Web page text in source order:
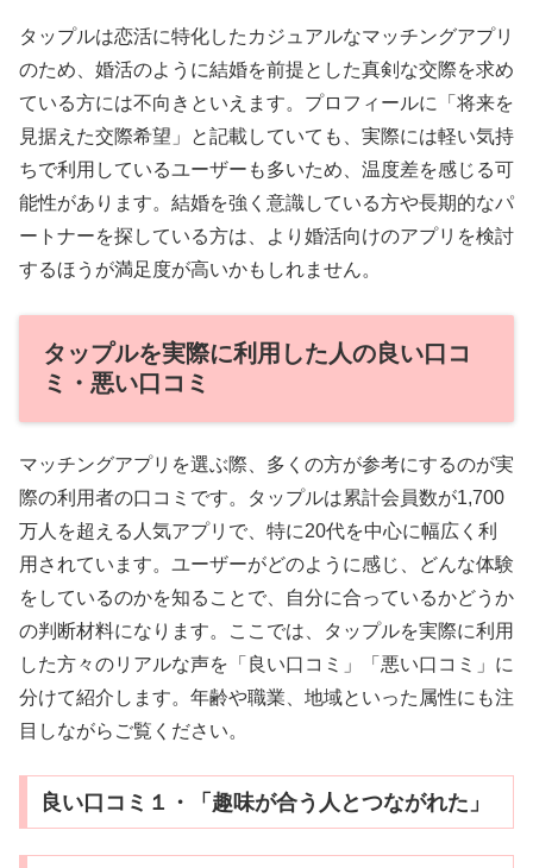
タップルは恋活に特化したカジュアルなマッチングアプリ
のため、婚活のように結婚を前提とした真剣な交際を求め
ている方には不向きといえます。プロフィールに「将来を
見据えた交際希望」と記載していても、実際には軽い気持
ちで利用しているユーザーも多いため、温度差を感じる可
能性があります。結婚を強く意識している方や長期的なパ
ートナーを探している方は、より婚活向けのアプリを検討
するほうが満足度が高いかもしれません。
タップルを実際に利用した人の良い口コ
ミ・悪い口コミ
マッチングアプリを選ぶ際、多くの方が参考にするのが実
際の利用者の口コミです。タップルは累計会員数が1,700
万人を超える人気アプリで、特に20代を中心に幅広く利
用されています。ユーザーがどのように感じ、どんな体験
をしているのかを知ることで、自分に合っているかどうか
の判断材料になります。ここでは、タップルを実際に利用
した方々のリアルな声を「良い口コミ」「悪い口コミ」に
分けて紹介します。年齢や職業、地域といった属性にも注
目しながらご覧ください。
良い口コミ１・「趣味が合う人とつながれた」